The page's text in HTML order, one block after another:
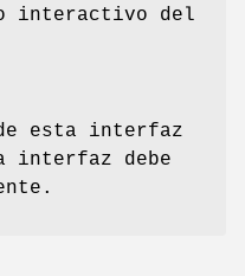
interactivo del
esta interfaz
interfaz debe